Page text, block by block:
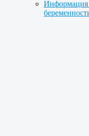
Информация